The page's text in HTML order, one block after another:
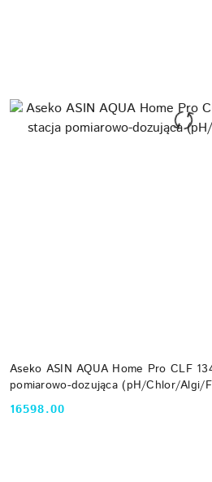
Aseko ASIN AQUA Home Pro CLF
pomiarowo-dozująca (pH/Chlor/Algi/
Cena:
16598.00